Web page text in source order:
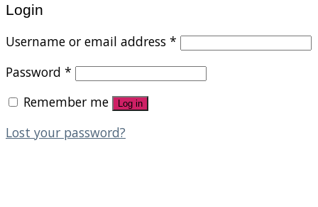
Login
Username or email address *
Password *
Remember me
Log in
Lost your password?